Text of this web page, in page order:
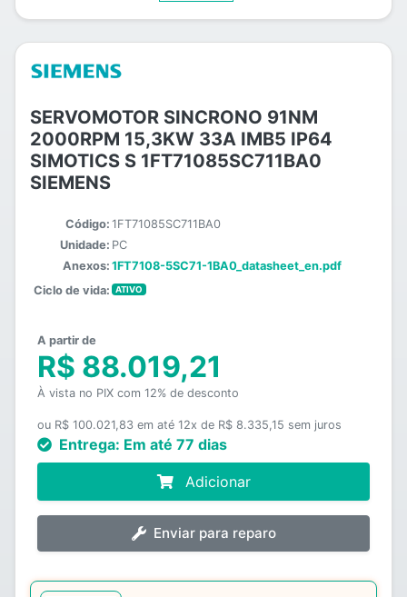
SERVOMOTOR SINCRONO 91NM
2000RPM 15,3KW 33A IMB5 IP64
SIMOTICS S 1FT71085SC711BA0
SIEMENS
Código: 1FT71085SC711BA0
Unidade: PC
Anexos: 1FT7108-5SC71-1BA0_datasheet_en.pdf
Ciclo de vida:
ATIVO
A partir de
R$ 88.019,21
À vista no PIX com 12% de desconto
ou R$ 100.021,83 em até 12x de R$ 8.335,15 sem juros
Entrega: Em até 77 dias
Adicionar
Enviar para reparo